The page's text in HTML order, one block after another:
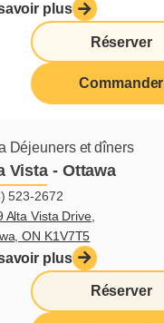
plus
Réserver
Commander
Déjeuners et dîners
Vista - Ottawa
523-2672
Alta Vista Drive,
ON K1V7T5
plus
Réserver
Menu déjeuner